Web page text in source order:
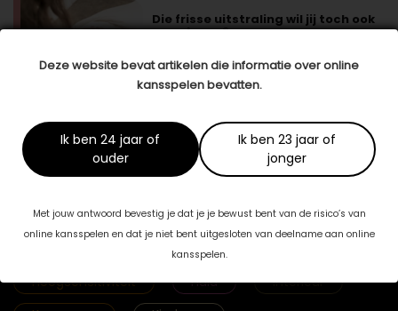
Deze website bevat artikelen die informatie over online
kansspelen bevatten.
Ik ben 24 jaar of
ouder
Ik ben 23 jaar of
jonger
Met jouw antwoord bevestig je dat je je bewust bent van de risico’s van
online kansspelen en dat je niet bent uitgesloten van deelname aan online
kansspelen.
Die frisse uitstraling wil jij toch ook
weer terug?
en voelt je nog heerlijk vitaal …lees meer >
Categorieën
Fab & Famouz Geld
Gezicht
Haar
Hoogsensitiviteit
Huid
Interieur